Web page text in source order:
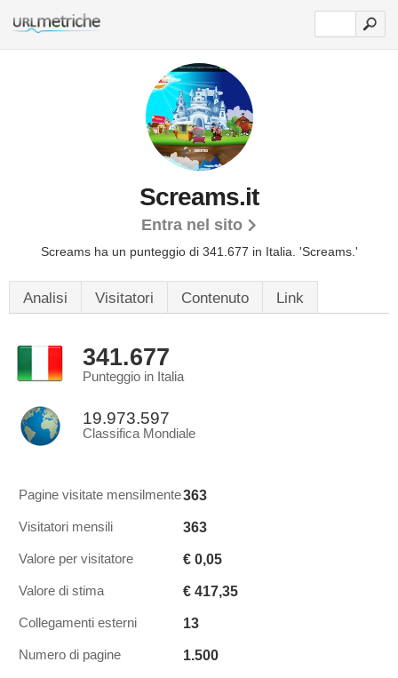
Screams.it
Entra nel sito
Screams ha un punteggio di 341.677 in Italia. 'Screams.'
Analisi Visitatori Contenuto Link
341.677
Punteggio in Italia
19.973.597
Classifica Mondiale
Pagine visitate mensilmente363
Visitatori mensili 363
Valore per visitatore € 0,05
Valore di stima € 417,35
Collegamenti esterni 13
Numero di pagine 1.500